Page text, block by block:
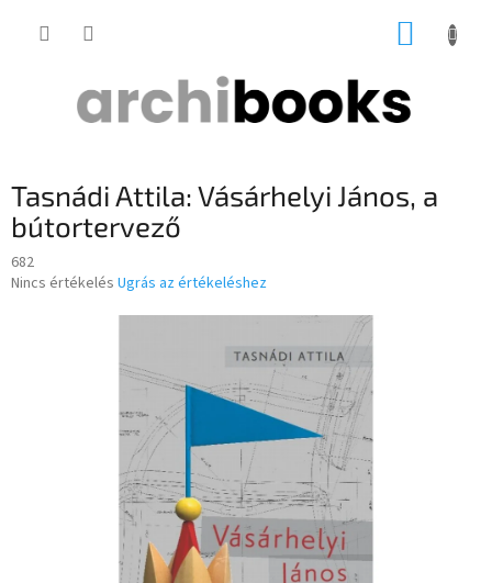
KOSÁR
Tasnádi Attila: Vásárhelyi János, a
bútortervező
682
A
Nincs értékelés Ugrás az értékeléshez